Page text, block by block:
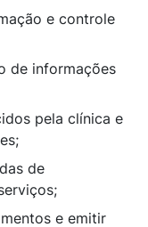
e controle
de informações
pela clínica e
de
e emitir